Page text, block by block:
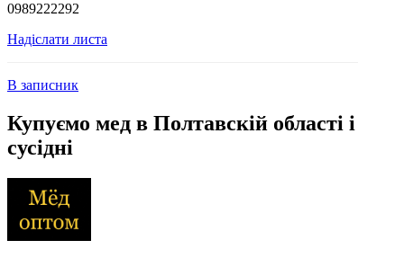
0989222292
Надіслати листа
В записник
Купуємо мед в Полтавскій області і
сусідні